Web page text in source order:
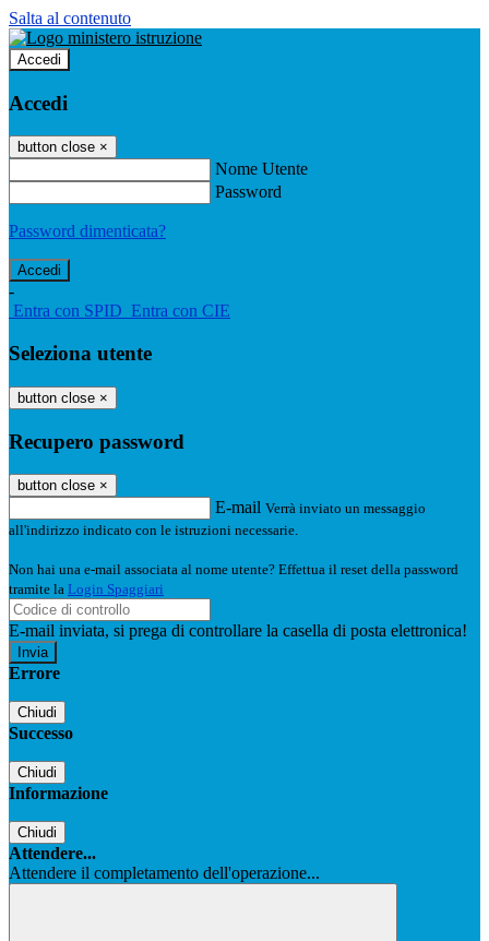
Salta al contenuto
Accedi
Accedi
button close ×
Nome Utente
Password
Password dimenticata?
-
Entra con SPID Entra con CIE
Seleziona utente
button close ×
Recupero password
button close ×
E-mail Verrà inviato un messaggio
all'indirizzo indicato con le istruzioni necessarie.
Non hai una e-mail associata al nome utente? Effettua il reset della password
tramite la Login Spaggiari
E-mail inviata, si prega di controllare la casella di posta elettronica!
Errore
Chiudi
Successo
Chiudi
Informazione
Chiudi
Attendere...
Attendere il completamento dell'operazione...